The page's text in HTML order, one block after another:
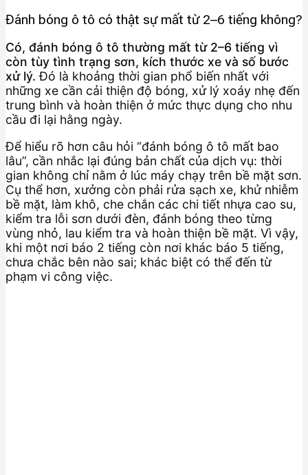
Đánh bóng ô tô có thật sự mất từ 2–6 tiếng không?
Có, đánh bóng ô tô thường mất từ 2–6 tiếng vì
còn tùy tình trạng sơn, kích thước xe và số bước
xử lý. Đó là khoảng thời gian phổ biến nhất với
những xe cần cải thiện độ bóng, xử lý xoáy nhẹ đến
trung bình và hoàn thiện ở mức thực dụng cho nhu
cầu đi lại hằng ngày.
Để hiểu rõ hơn câu hỏi “đánh bóng ô tô mất bao
lâu”, cần nhắc lại đúng bản chất của dịch vụ: thời
gian không chỉ nằm ở lúc máy chạy trên bề mặt sơn.
Cụ thể hơn, xưởng còn phải rửa sạch xe, khử nhiễm
bề mặt, làm khô, che chắn các chi tiết nhựa cao su,
kiểm tra lỗi sơn dưới đèn, đánh bóng theo từng
vùng nhỏ, lau kiểm tra và hoàn thiện bề mặt. Vì vậy,
khi một nơi báo 2 tiếng còn nơi khác báo 5 tiếng,
chưa chắc bên nào sai; khác biệt có thể đến từ
phạm vi công việc.